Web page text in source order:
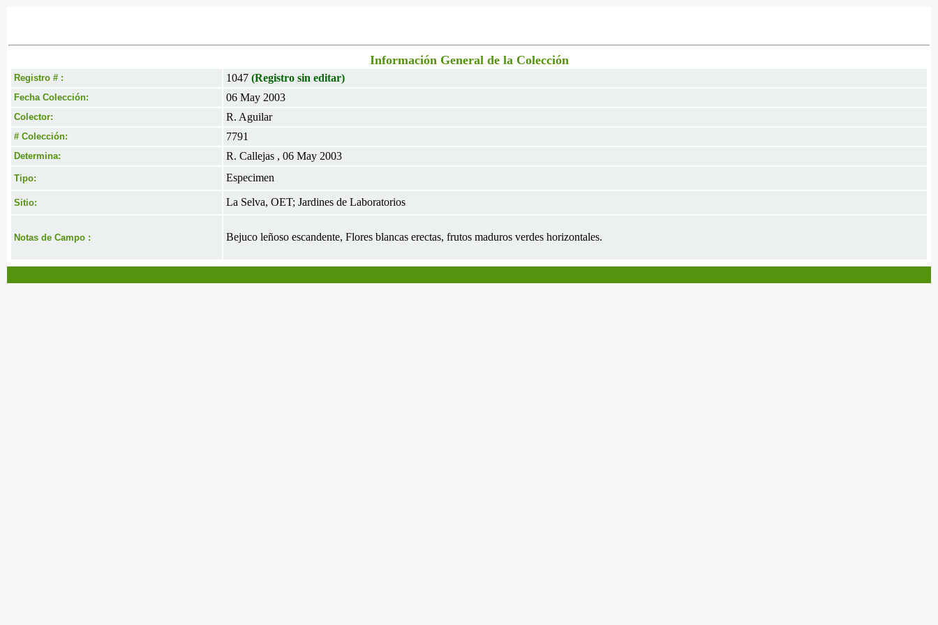
Información General de la Colección
Registro # : 1047 (Registro sin editar)
Fecha Colección: 06 May 2003
Colector: R. Aguilar
# Colección: 7791
Determina: R. Callejas , 06 May 2003
Tipo: Especimen
Sitio: La Selva, OET; Jardines de Laboratorios
Notas de Campo : Bejuco leñoso escandente, Flores blancas erectas, frutos maduros verdes horizontales.